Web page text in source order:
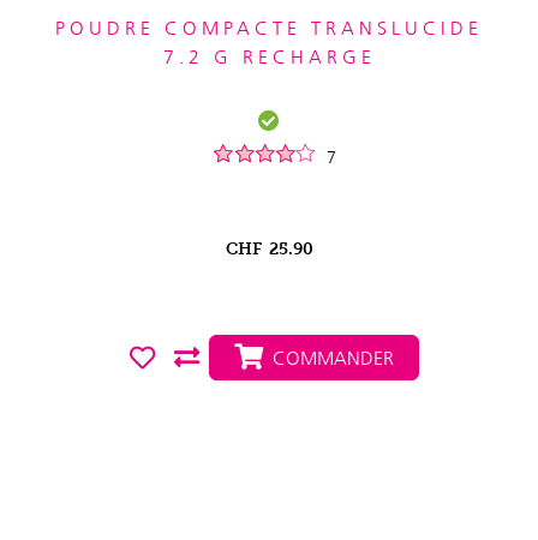
POUDRE COMPACTE TRANSLUCIDE
7.2 G RECHARGE
7
CHF 25.90
COMMANDER